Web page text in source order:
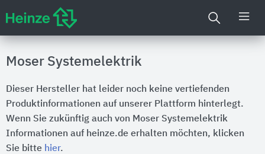
Moser Systemelektrik
Dieser Hersteller hat leider noch keine vertiefenden
Produktinformationen auf unserer Plattform hinterlegt.
Wenn Sie zukünftig auch von Moser Systemelektrik
Informationen auf heinze.de erhalten möchten, klicken
Sie bitte hier.